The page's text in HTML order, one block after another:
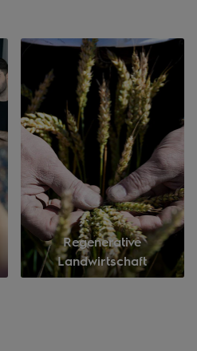
Regenerative
Landwirtschaft